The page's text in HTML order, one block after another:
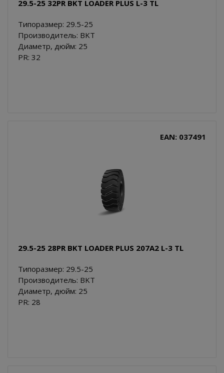
29.5-25 32PR BKT LOADER PLUS L-3 TL
Типоразмер: 29.5-25
Производитель: BKT
Диаметр, дюйм: 25
PR: 32
EAN: 037491
29.5-25 28PR BKT LOADER PLUS 207A2 L-3 TL
Типоразмер: 29.5-25
Производитель: BKT
Диаметр, дюйм: 25
PR: 28